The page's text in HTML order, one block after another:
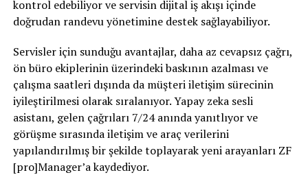
kontrol edebiliyor ve servisin dijital iş akışı içinde
doğrudan randevu yönetimine destek sağlayabiliyor.
Servisler için sunduğu avantajlar, daha az cevapsız çağrı,
ön büro ekiplerinin üzerindeki baskının azalması ve
çalışma saatleri dışında da müşteri iletişim sürecinin
iyileştirilmesi olarak sıralanıyor. Yapay zeka sesli
asistanı, gelen çağrıları 7/24 anında yanıtlıyor ve
görüşme sırasında iletişim ve araç verilerini
yapılandırılmış bir şekilde toplayarak yeni arayanları ZF
[pro]Manager’a kaydediyor.